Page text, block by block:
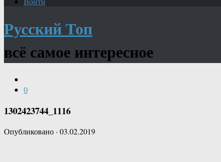
Русский Топ
всё самое интересное
0
1302423744_1116
Опубликовано · 03.02.2019